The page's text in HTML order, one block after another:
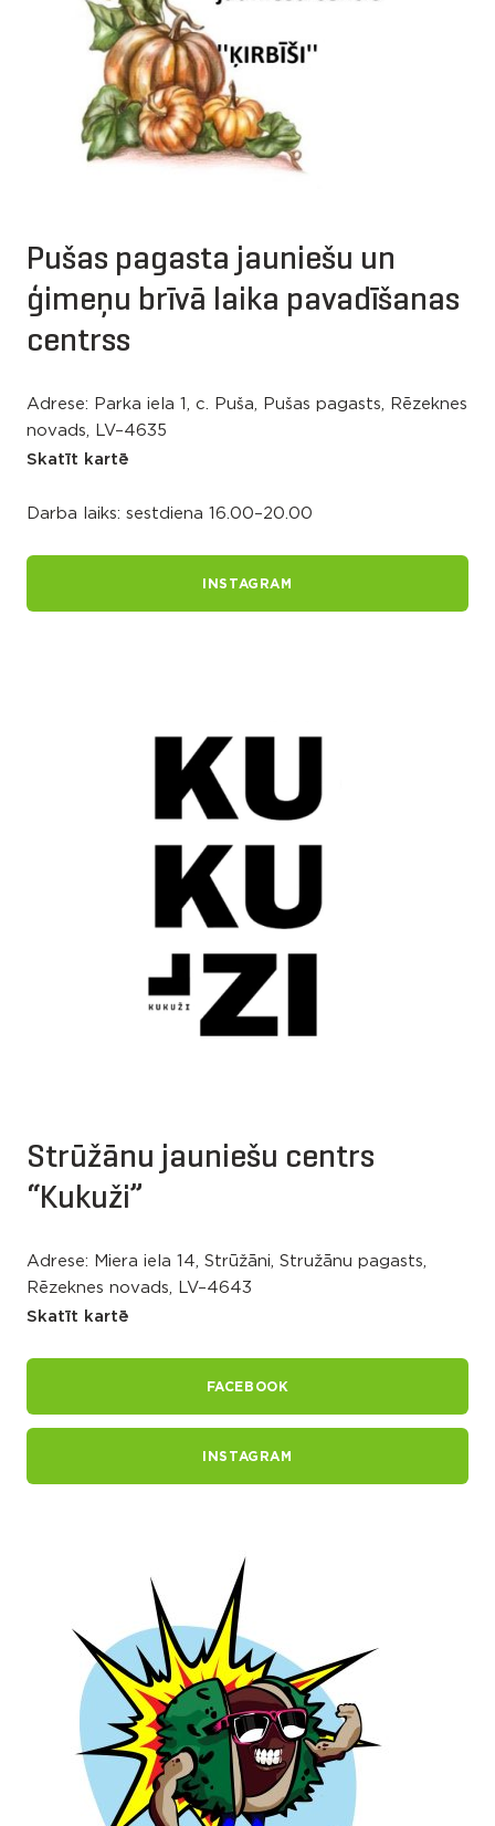
Pušas pagasta jauniešu un
ģimeņu brīvā laika pavadīšanas
centrss
Adrese: Parka iela 1, c. Puša, Pušas pagasts, Rēzeknes
novads, LV–4635
Skatīt kartē
Darba laiks: sestdiena 16.00–20.00
INSTAGRAM
Strūžānu jauniešu centrs
“Kukuži”
Adrese: Miera iela 14, Strūžāni, Stružānu pagasts,
Rēzeknes novads, LV–4643
Skatīt kartē
FACEBOOK
INSTAGRAM